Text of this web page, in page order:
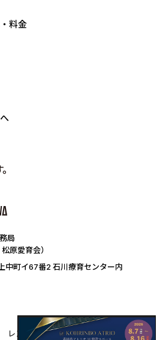
局
原愛育会）
中町イ67番2 石川療育センター内
料金
レンタル要項